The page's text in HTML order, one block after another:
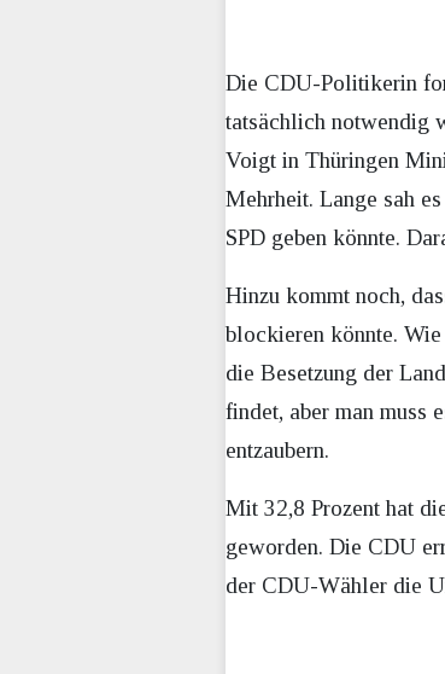
Die CDU-Politikerin
tatsächlich notwendig
Voigt in Thüringen
Mehrheit. Lange sah
SPD geben könnte.
Hinzu kommt noch,
blockieren könnte.
die Besetzung der
findet, aber man muss
entzaubern.
Mit 32,8 Prozent hat
geworden. Die CDU
der CDU-Wähler die